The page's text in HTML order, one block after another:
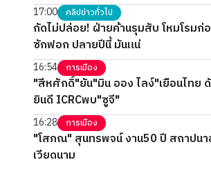
17:00 คลิปข่าวทั่วไป
กัดไม่ปล่อย! ฝ่ายค้านรุมสับ โหมโรมก่
ซักฟอก ปลายปีนี้ มันแน่
16:54 การเมือง
"สีหศักดิ์"ยัน"มิน ออง ไลง์"เยือนไทย
ยินดี ICRCพบ"ซูจี"
16:28 การเมือง
"โสภณ" สุนทรพจน์ งาน50 ปี สถาปน
เวียดนาม